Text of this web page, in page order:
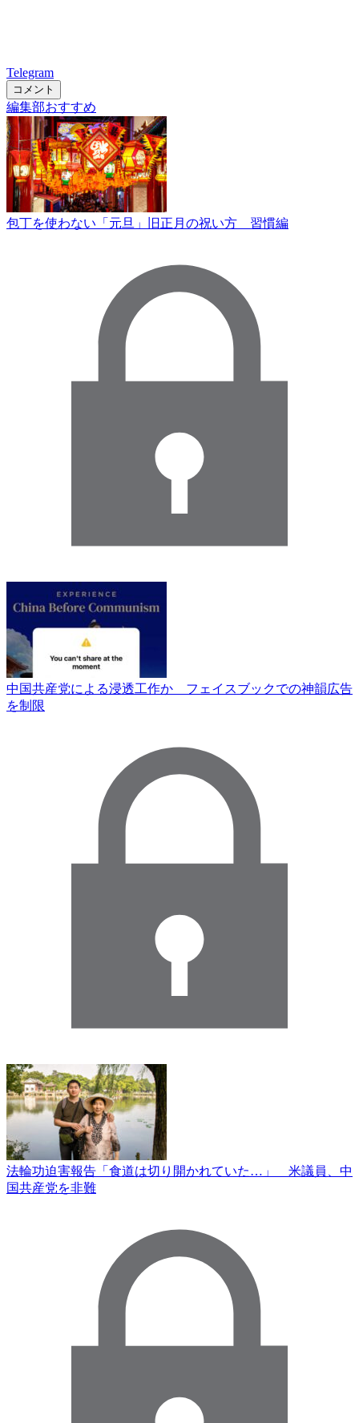
Telegram
コメント
編集部おすすめ
包丁を使わない「元旦」旧正月の祝い方 習慣編
中国共産党による浸透工作か フェイスブックでの神韻広告
を制限
法輪功迫害報告「食道は切り開かれていた…」 米議員、中
国共産党を非難